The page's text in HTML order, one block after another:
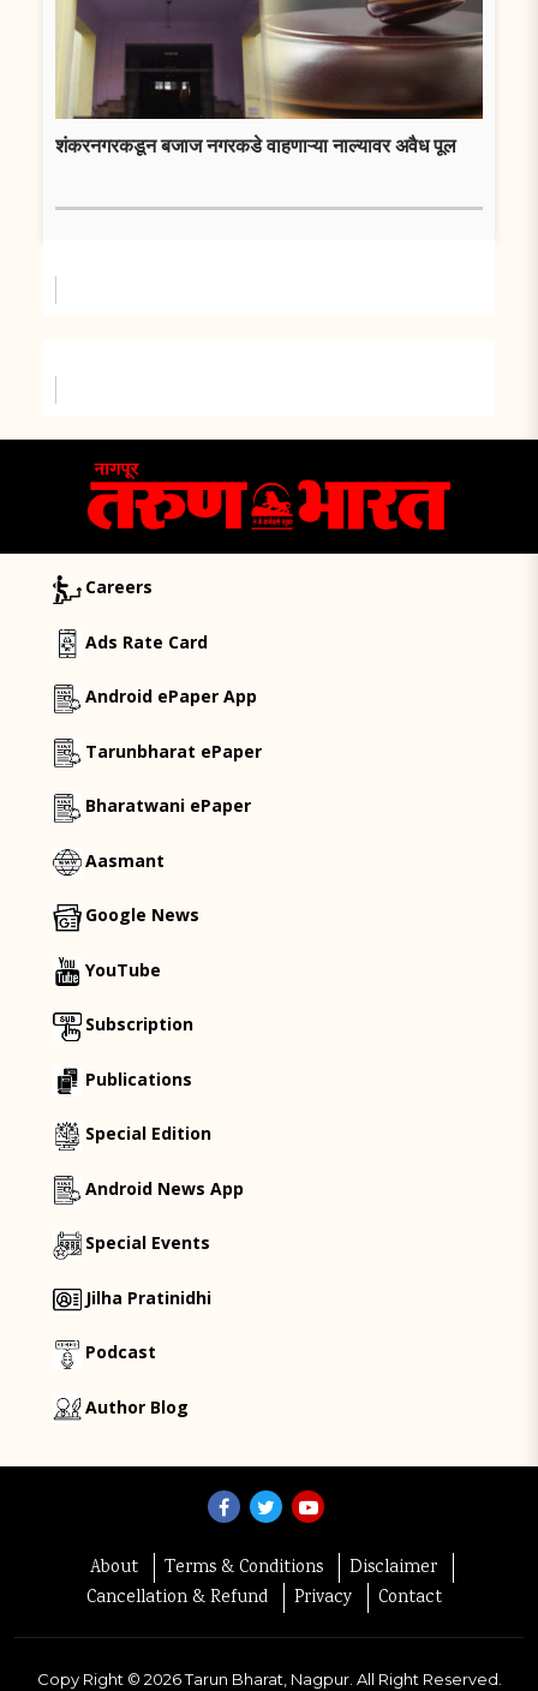
शंकरनगरकडून बजाज नगरकडे वाहणाऱ्या नाल्यावर अवैध पूल
Careers
Ads Rate Card
Android ePaper App
Tarunbharat ePaper
Bharatwani ePaper
Aasmant
Google News
YouTube
Subscription
Publications
Special Edition
Android News App
Special Events
Jilha Pratinidhi
Podcast
Author Blog
About Terms & Conditions
Disclaimer
Cancellation & Refund
Privacy Contact
Copy Right © 2026Tarun Bharat, Nagpur. All Right Reserved.